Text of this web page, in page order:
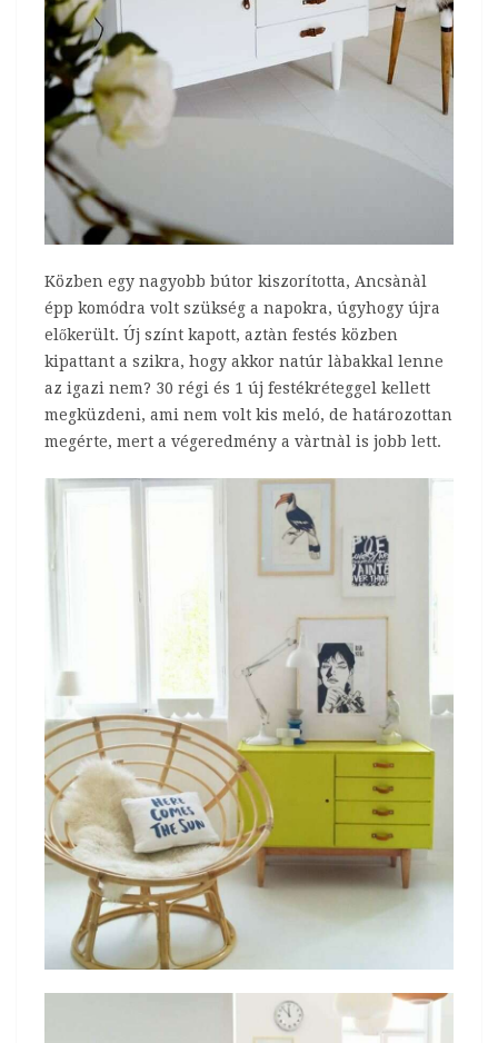
Közben egy nagyobb bútor kiszorította, Ancsànàl
épp komódra volt szükség a napokra, úgyhogy újra
előkerült. Új színt kapott, aztàn festés közben
kipattant a szikra, hogy akkor natúr làbakkal lenne
az igazi nem? 30 régi és 1 új festékréteggel kellett
megküzdeni, ami nem volt kis meló, de határozottan
megérte, mert a végeredmény a vàrtnàl is jobb lett.